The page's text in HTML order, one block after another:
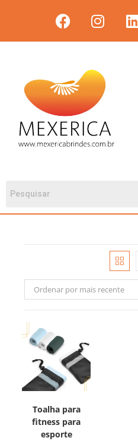
Ordenar por mais recente
Toalha para
fitness para
esporte